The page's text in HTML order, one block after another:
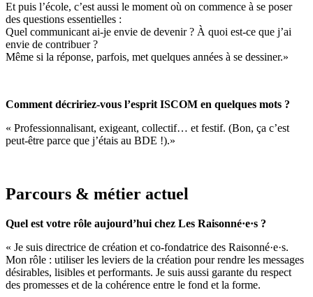
Et puis l’école, c’est aussi le moment où on commence à se poser
des questions essentielles :
Quel communicant ai-je envie de devenir ? À quoi est-ce que j’ai
envie de contribuer ?
Même si la réponse, parfois, met quelques années à se dessiner.»
Comment décririez-vous l’esprit ISCOM en quelques mots ?
« Professionnalisant, exigeant, collectif… et festif. (Bon, ça c’est
peut-être parce que j’étais au BDE !).»
Parcours & métier actuel
Quel est votre rôle aujourd’hui chez Les Raisonné·e·s ?
« Je suis directrice de création et co-fondatrice des Raisonné·e·s.
Mon rôle : utiliser les leviers de la création pour rendre les messages
désirables, lisibles et performants. Je suis aussi garante du respect
des promesses et de la cohérence entre le fond et la forme.